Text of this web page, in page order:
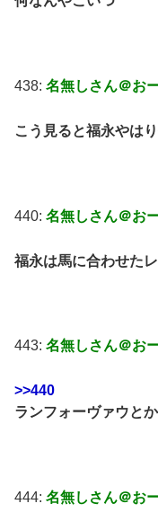
438: 名無しさん＠お
こう見ると福永やは
440: 名無しさん＠お
福永は馬に合わせた
443: 名無しさん＠お
>>440
ランフォーヴァウと
444: 名無しさん＠お